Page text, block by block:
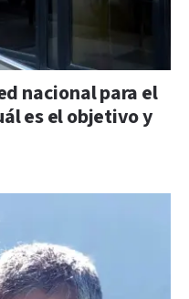
nacional para el
es el objetivo y